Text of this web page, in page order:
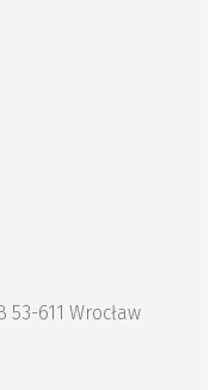
611 Wrocław